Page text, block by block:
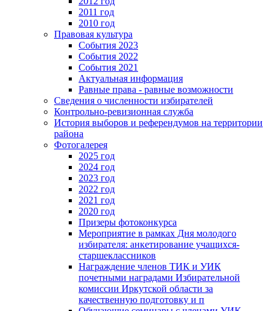
2011 год
2010 год
Правовая культура
События 2023
События 2022
События 2021
Актуальная информация
Равные права - равные возможности
Сведения о численности избирателей
Контрольно-ревизионная служба
История выборов и референдумов на территории
района
Фотогалерея
2025 год
2024 год
2023 год
2022 год
2021 год
2020 год
Призеры фотоконкурса
Мероприятие в рамках Дня молодого
избирателя: анкетирование учащихся-
старшеклассников
Награждение членов ТИК и УИК
почетными наградами Избирательной
комиссии Иркутской области за
качественную подготовку и п